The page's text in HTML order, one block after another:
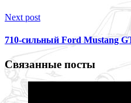
Next post
710-сильный Ford Mustang
Связанные посты